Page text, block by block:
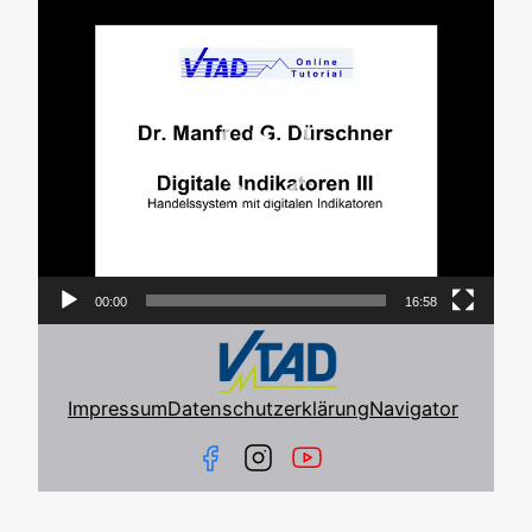
00:00 16:58
ImpressumDatenschutzerklärungNavigator